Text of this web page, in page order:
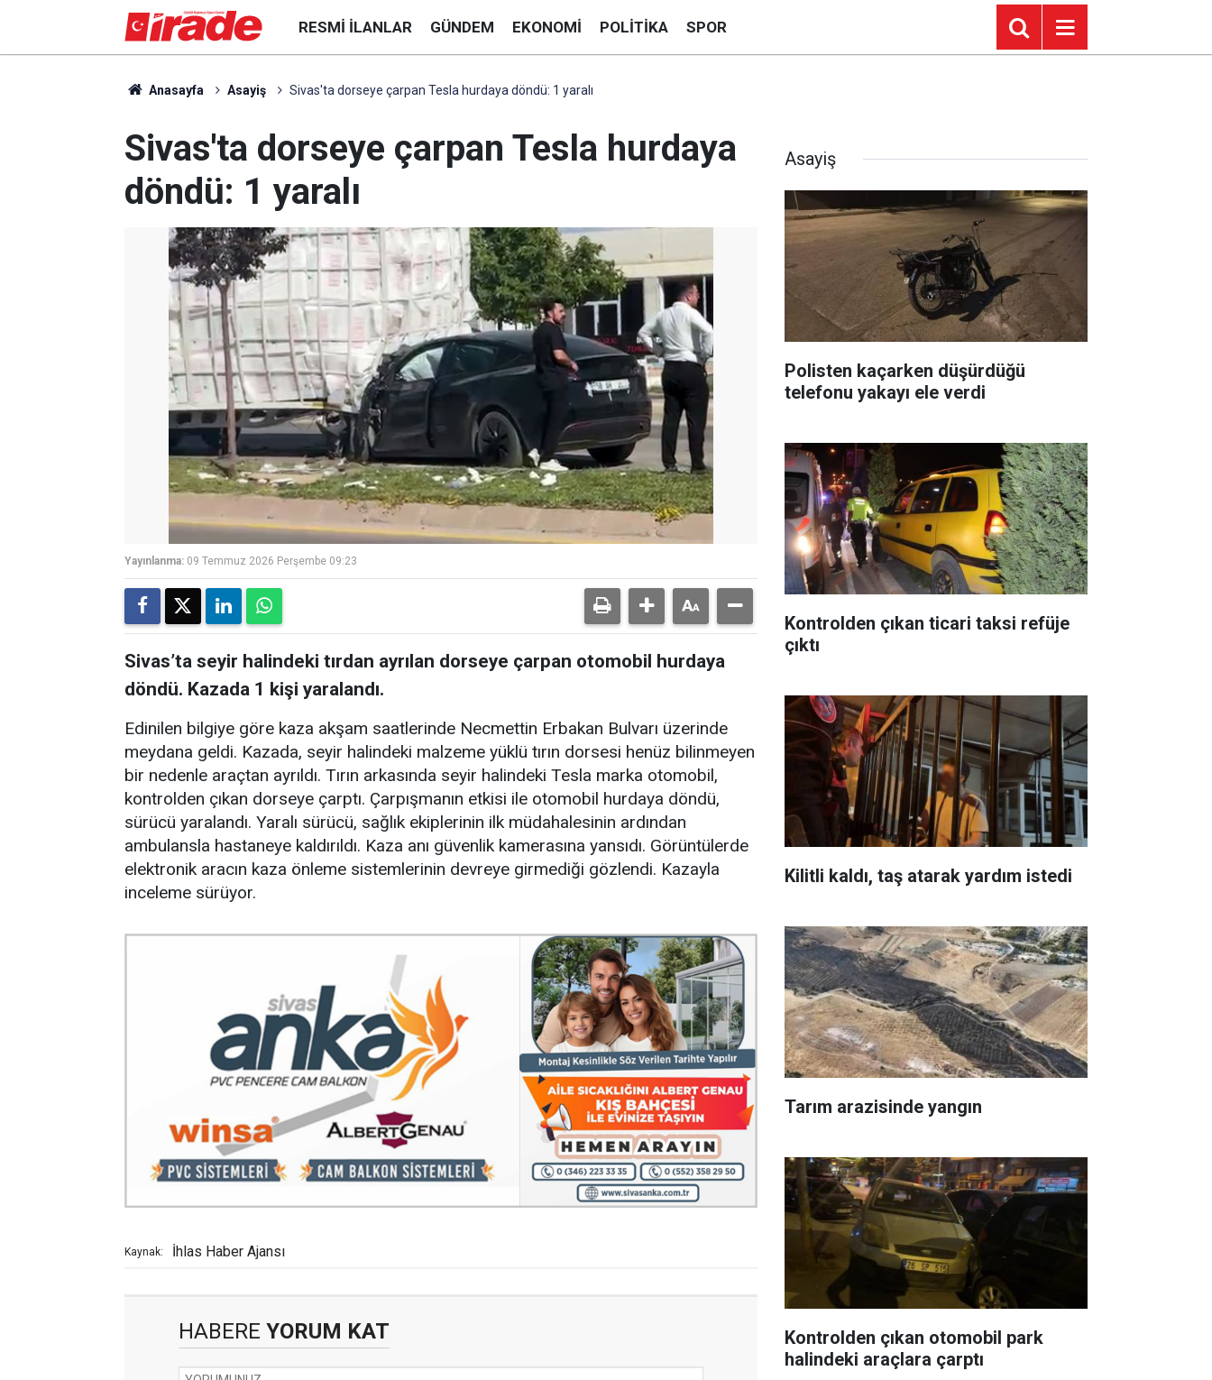
RESMI İLANLAR GÜNDEM EKONOMI POLITIKA SPOR
Anasayfa Asayiş Sivas'ta dorseye çarpan Tesla hurdaya döndü: 1 yaralı
Sivas'ta dorseye çarpan Tesla hurdaya
döndü: 1 yaralı
Yayınlanma: 09 Temmuz 2026 Perşembe 09:23
Sivas’ta seyir halindeki tırdan ayrılan dorseye çarpan otomobil hurdaya
döndü. Kazada 1 kişi yaralandı.
Edinilen bilgiye göre kaza akşam saatlerinde Necmettin Erbakan Bulvarı üzerinde
meydana geldi. Kazada, seyir halindeki malzeme yüklü tırın dorsesi henüz bilinmeyen
bir nedenle araçtan ayrıldı. Tırın arkasında seyir halindeki Tesla marka otomobil,
kontrolden çıkan dorseye çarptı. Çarpışmanın etkisi ile otomobil hurdaya döndü,
sürücü yaralandı. Yaralı sürücü, sağlık ekiplerinin ilk müdahalesinin ardından
ambulansla hastaneye kaldırıldı. Kaza anı güvenlik kamerasına yansıdı. Görüntülerde
elektronik aracın kaza önleme sistemlerinin devreye girmediği gözlendi. Kazayla
inceleme sürüyor.
Kaynak: İhlas Haber Ajansı
HABERE YORUM KAT
Asayiş
Polisten kaçarken düşürdüğü
telefonu yakayı ele verdi
Kontrolden çıkan ticari taksi refüje
çıktı
Kilitli kaldı, taş atarak yardım istedi
Tarım arazisinde yangın
Kontrolden çıkan otomobil park
halindeki araçlara çarptı